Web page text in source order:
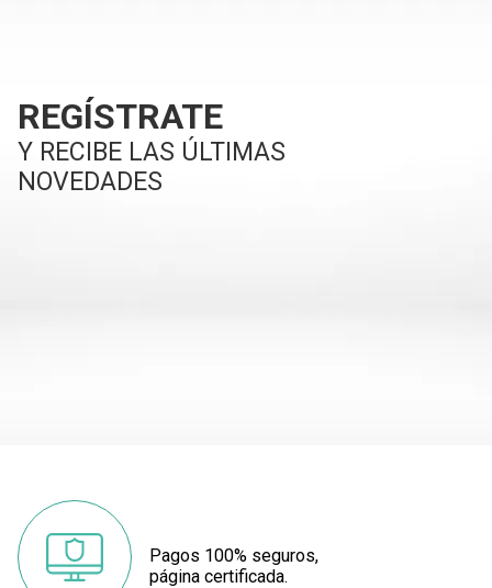
REGÍSTRATE
Y RECIBE LAS ÚLTIMAS
NOVEDADES
Pagos 100% seguros,
página certificada.